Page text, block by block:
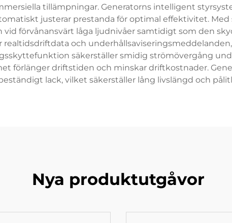
tillämpningar. Generatorns intelligent
justerar prestanda för optimal effektivitet.
förvånansvärt låga ljudnivåer samtidigt som den
realtidsdriftdata och
säkerställer smidig strömövergång
förlänger driftstiden och minskar driftkostnader.
lack, vilket säkerställer lång livslängd och
Nya produktutgåvor